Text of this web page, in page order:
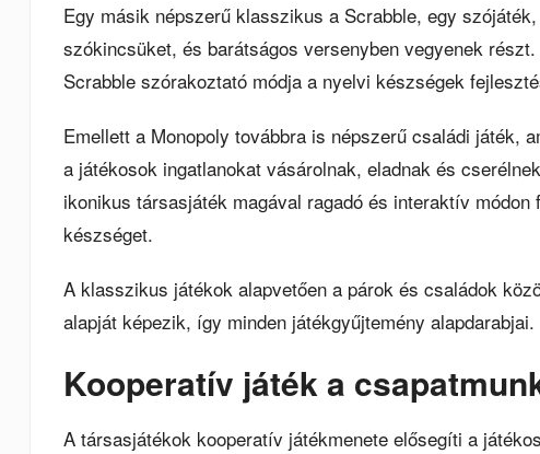
Egy másik népszerű klasszikus a Scrabble, egy
szókincsüket, és barátságos versenyben vegyenek
Scrabble szórakoztató módja a nyelvi készségek
Emellett a Monopoly továbbra is népszerű családi játék,
a játékosok ingatlanokat vásárolnak, eladnak és
ikonikus társasjáték magával ragadó és interaktív
készséget.
A klasszikus játékok alapvetően a párok és családok
alapját képezik, így minden játékgyűjtemény alapdarabjai.
Kooperatív játék a
A társasjátékok kooperatív játékmenete elősegíti a